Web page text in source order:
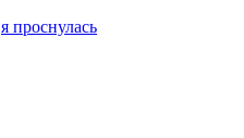
я проснулась